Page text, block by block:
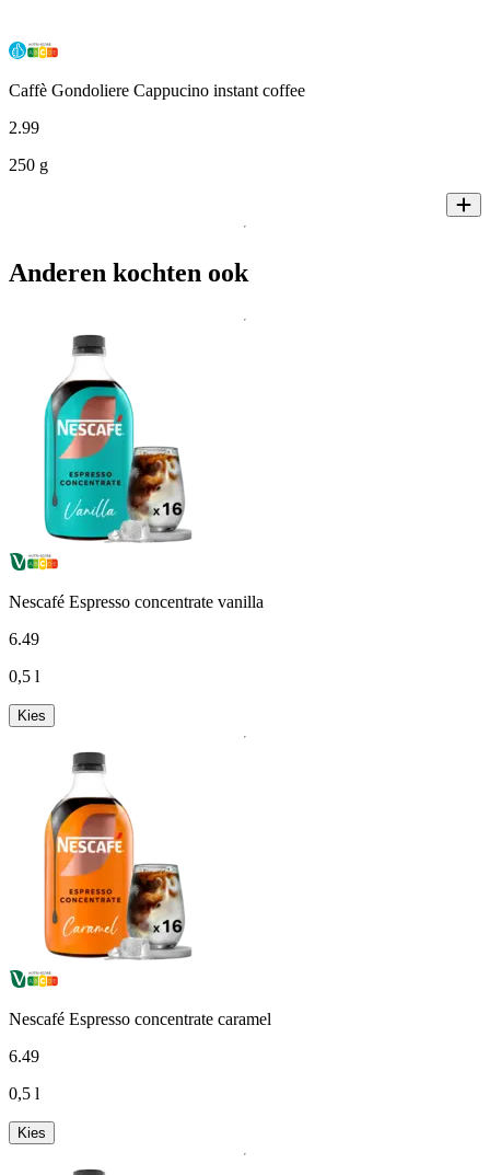
Caffè Gondoliere Cappucino instant coffee
2.99
250 g
Anderen kochten ook
Nescafé Espresso concentrate vanilla
6.49
0,5 l
Kies
Nescafé Espresso concentrate caramel
6.49
0,5 l
Kies